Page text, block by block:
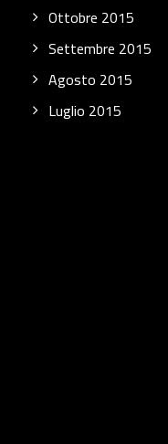
Ottobre 2015
Settembre 2015
Agosto 2015
Luglio 2015